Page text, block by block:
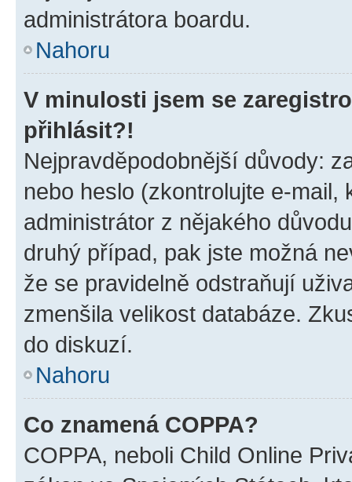
administrátora boardu.
Nahoru
V minulosti jsem se
přihlásit?!
Nejpravděpodobnější důvody:
nebo heslo (zkontrolujte e-
administrátor z nějakého
druhý případ, pak jste možná
že se pravidelně odstraňují
zmenšila velikost databáze.
do diskuzí.
Nahoru
Co znamená COPPA?
COPPA, neboli Child Online